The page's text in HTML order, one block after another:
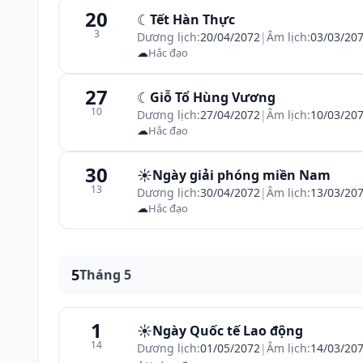
20
3
☾ Tết Hàn Thực
Dương lịch:20/04/2072|Âm lịch:03/03/
☁Hắc đạo
27
10
☾ Giỗ Tổ Hùng Vương
Dương lịch:27/04/2072|Âm lịch:10/03/
☁Hắc đạo
30
13
☀️Ngày giải phóng miền Nam
Dương lịch:30/04/2072|Âm lịch:13/03/
☁Hắc đạo
5Tháng 5
1
14
☀️Ngày Quốc tế Lao động
Dương lịch:01/05/2072|Âm lịch:14/03/